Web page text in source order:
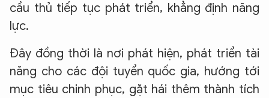
cầu thủ tiếp tục phát triển, khẳng định năng
lực.
Đây đồng thời là nơi phát hiện, phát triển tài
năng cho các đội tuyển quốc gia, hướng tới
mục tiêu chinh phục, gặt hái thêm thành tích